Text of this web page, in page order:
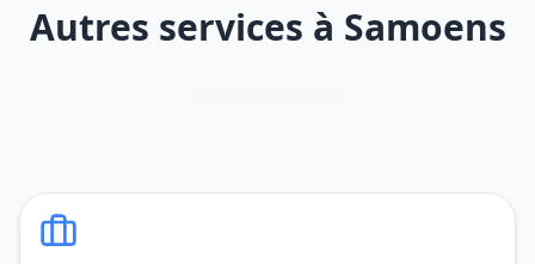
Autres services à Samoens